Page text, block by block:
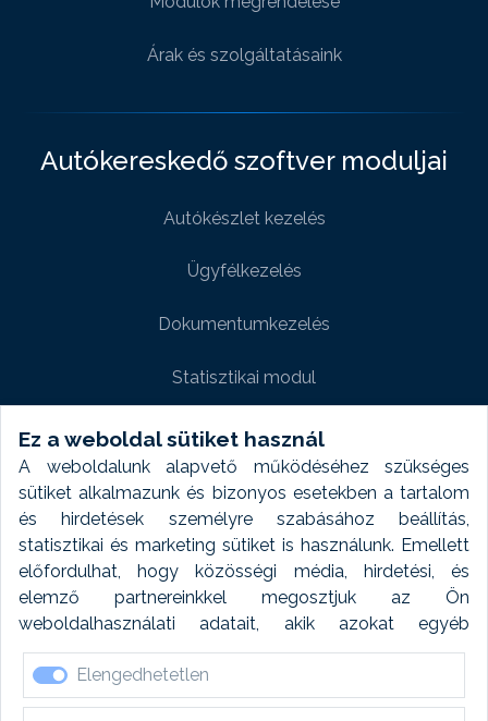
Ez a weboldal sütiket használ
A weboldalunk alapvető működéséhez szükséges
sütiket alkalmazunk és bizonyos esetekben a tartalom
és hirdetések személyre szabásához beállítás,
statisztikai és marketing sütiket is használunk. Emellett
előfordulhat, hogy közösségi média, hirdetési, és
elemző partnereinkkel megosztjuk az Ön
weboldalhasználati adatait, akik azokat egyéb
forrásokból gyűjtött adatokkal kombinálhatják. A sütik
elfogadásával kapcsolatosan naplózást végzünk és
ezen adatokat 6 hónap után automatikusan töröljük. A
Elengedhetetlen
Árak és szolgáltatásaink
Autókereskedő szoftver moduljai
Autókészlet kezelés
Ügyfélkezelés
Dokumentumkezelés
Statisztikai modul
Weboldal modul
Fényképtár extra modul
Autómosó modul
Feladatütemezés